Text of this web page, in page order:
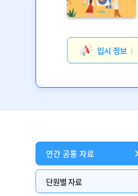
입시 정보
입시 정보
입시 정보
연간 공통 자료
단원별 자료